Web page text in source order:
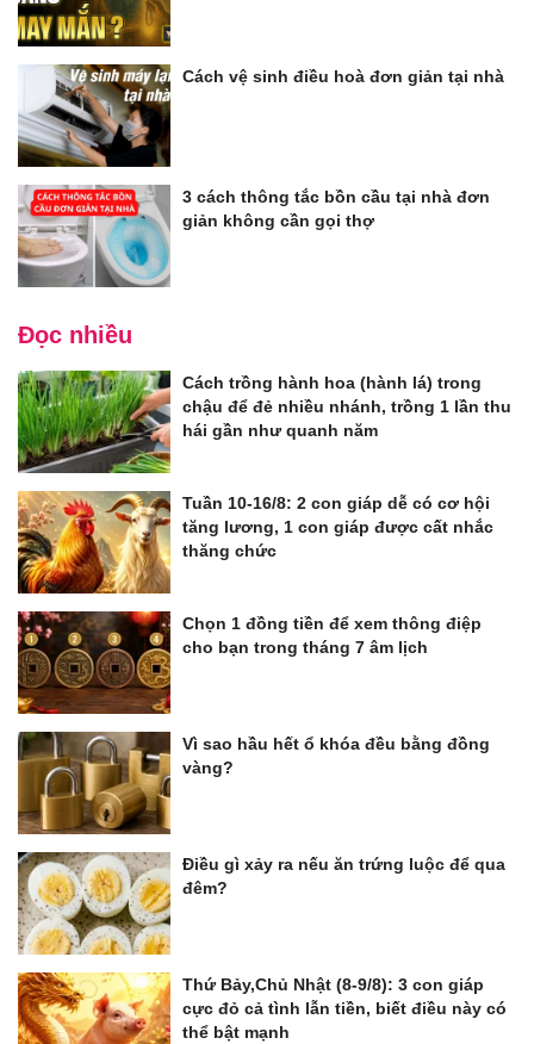
Cách vệ sinh điều hoà đơn giản tại nhà
3 cách thông tắc bồn cầu tại nhà đơn
giản không cần gọi thợ
Đọc nhiều
Cách trồng hành hoa (hành lá) trong
chậu để đẻ nhiều nhánh, trồng 1 lần thu
hái gần như quanh năm
Tuần 10-16/8: 2 con giáp dễ có cơ hội
tăng lương, 1 con giáp được cất nhắc
thăng chức
Chọn 1 đồng tiền để xem thông điệp
cho bạn trong tháng 7 âm lịch
Vì sao hầu hết ổ khóa đều bằng đồng
vàng?
Điều gì xảy ra nếu ăn trứng luộc để qua
đêm?
Thứ Bảy,Chủ Nhật (8-9/8): 3 con giáp
cực đỏ cả tình lẫn tiền, biết điều này có
thể bật mạnh